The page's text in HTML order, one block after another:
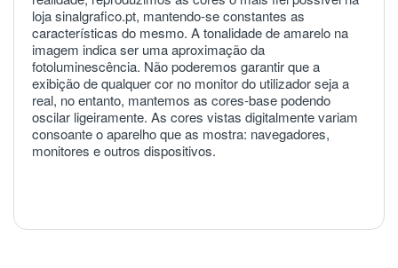
loja sinalgrafico.pt, mantendo-se constantes as
características do mesmo. A tonalidade de amarelo na
imagem indica ser uma aproximação da
fotoluminescência. Não poderemos garantir que a
exibição de qualquer cor no monitor do utilizador seja a
real, no entanto, mantemos as cores-base podendo
oscilar ligeiramente. As cores vistas digitalmente variam
consoante o aparelho que as mostra: navegadores,
monitores e outros dispositivos.